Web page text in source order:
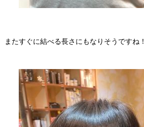
またすぐに結べる長さにもなりそうですね！